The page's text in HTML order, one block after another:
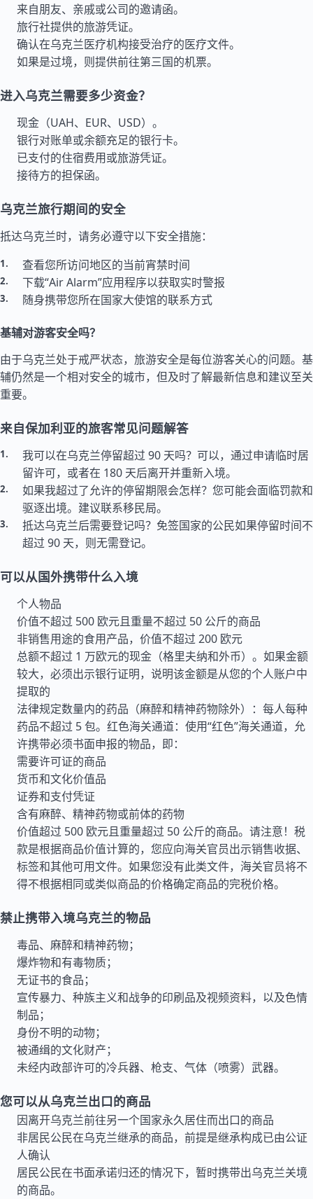
来自朋友、亲戚或公司的邀请函。
旅行社提供的旅游凭证。
确认在乌克兰医疗机构接受治疗的医疗文件。
如果是过境，则提供前往第三国的机票。
进入乌克兰需要多少资金？
现金（UAH、EUR、USD）。
银行对账单或余额充足的银行卡。
已支付的住宿费用或旅游凭证。
接待方的担保函。
乌克兰旅行期间的安全
抵达乌克兰时，请务必遵守以下安全措施：
查看您所访问地区的当前宵禁时间
下载“Air Alarm”应用程序以获取实时警报
随身携带您所在国家大使馆的联系方式
基辅对游客安全吗？
由于乌克兰处于戒严状态，旅游安全是每位游客关心的问题。基
辅仍然是一个相对安全的城市，但及时了解最新信息和建议至关
重要。
来自保加利亚的旅客常见问题解答
我可以在乌克兰停留超过 90 天吗？可以，通过申请临时居
留许可，或者在 180 天后离开并重新入境。
如果我超过了允许的停留期限会怎样？您可能会面临罚款和
驱逐出境。建议联系移民局。
抵达乌克兰后需要登记吗？免签国家的公民如果停留时间不
超过 90 天，则无需登记。
可以从国外携带什么入境
个人物品
价值不超过 500 欧元且重量不超过 50 公斤的商品
非销售用途的食用产品，价值不超过 200 欧元
总额不超过 1 万欧元的现金（格里夫纳和外币）。如果金额
较大，必须出示银行证明，说明该金额是从您的个人账户中
提取的
法律规定数量内的药品（麻醉和精神药物除外）：每人每种
药品不超过 5 包。红色海关通道：使用“红色”海关通道，允
许携带必须书面申报的物品，即：
需要许可证的商品
货币和文化价值品
证券和支付凭证
含有麻醉、精神药物或前体的药物
价值超过 500 欧元且重量超过 50 公斤的商品。请注意！税
款是根据商品价值计算的，您应向海关官员出示销售收据、
标签和其他可用文件。如果您没有此类文件，海关官员将不
得不根据相同或类似商品的价格确定商品的完税价格。
禁止携带入境乌克兰的物品
毒品、麻醉和精神药物；
爆炸物和有毒物质；
无证书的食品；
宣传暴力、种族主义和战争的印刷品及视频资料，以及色情
制品；
身份不明的动物；
被通缉的文化财产；
未经内政部许可的冷兵器、枪支、气体（喷雾）武器。
您可以从乌克兰出口的商品
因离开乌克兰前往另一个国家永久居住而出口的商品
非居民公民在乌克兰继承的商品，前提是继承构成已由公证
人确认
居民公民在书面承诺归还的情况下，暂时携带出乌克兰关境
的商品。